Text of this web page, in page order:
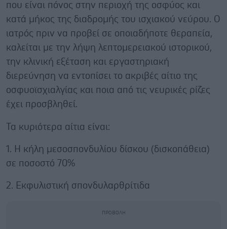
που είναι πόνος στην περιοχή της οσφύος και
κατά μήκος της διαδρομής του ισχιακού νεύρου. Ο
ιατρός πριν να προβεί σε οποιαδήποτε θεραπεία,
καλείται με την λήψη λεπτομερειακού ιστορικού,
την κλινική εξέταση και εργαστηριακή
διερεύνηση να εντοπίσει το ακριβές αίτιο της
οσφυοϊσχιαλγίας και ποια από τις νευρικές ρίζες
έχει προσβληθεί.
Τα κυριότερα αίτια είναι:
1. Η κήλη μεσοσπονδυλίου δίσκου (δισκοπάθεια)
σε ποσοστό 70%
2. Εκφυλιστική σπονδυλαρθρίτιδα